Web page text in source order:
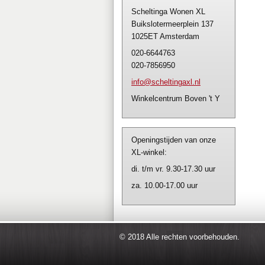
Scheltinga Wonen XL
Buikslotermeerplein 137
1025ET Amsterdam
020-6644763
020-7856950
info@scheltingax l.nl
Winkelcentrum Boven 't Y
Openingstijden van onze
XL-winkel:
di. t/m vr. 9.30-17.30 uur
za. 10.00-17.00 uur
© 2018 Alle rechten voorbehouden.